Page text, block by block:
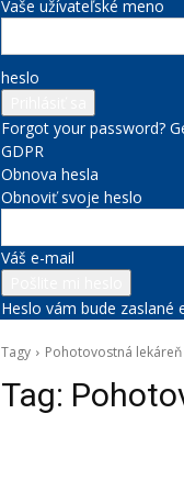
Vaše užívateľské meno
heslo
Forgot your password?
GDPR
Obnova hesla
Obnoviť svoje heslo
Váš e-mail
Heslo vám bude zaslané
Tagy Pohotovostná lekáreň
Tag: